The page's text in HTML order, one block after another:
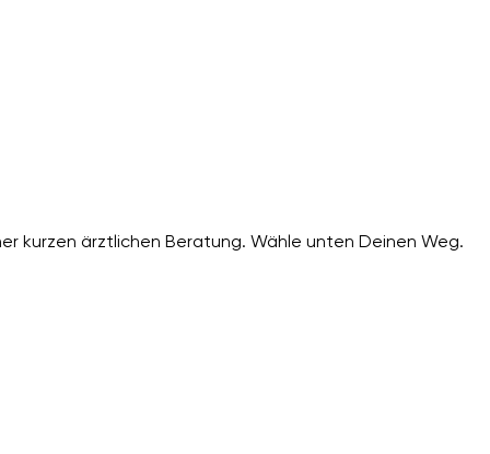
kurzen ärztlichen Beratung. Wähle unten Deinen Weg.